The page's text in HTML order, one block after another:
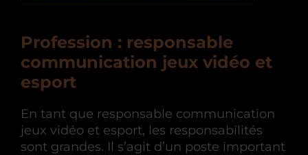
Profession : responsable
communication jeux vidéo et
esport
En tant que responsable communication
jeux vidéo et esport, les responsabilités
sont grandes. Il s’agit d’un poste important